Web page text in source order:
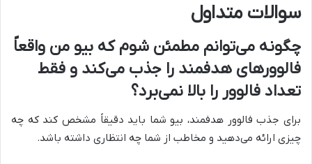
سوالات متداول
چگونه می‌توانم مطمئن شوم که بیو من واقعاً
فالوورهای هدفمند را جذب می‌کند و فقط
تعداد فالوور را بالا نمی‌برد؟
برای جذب فالوور هدفمند، بیو شما باید دقیقاً مشخص کند که چه
چیزی ارائه می‌دهید و مخاطب از شما چه انتظاری داشته باشد.